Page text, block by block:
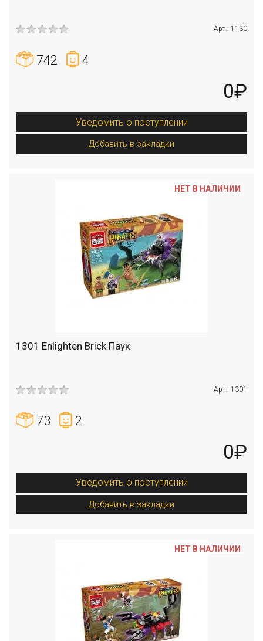
Арт.: 1130
742 4
0₽
Уведомить о поступлении
Добавить в закладки
1301 Enlighten Brick Паук
Арт.: 1301
73 2
0₽
Уведомить о поступлении
Добавить в закладки
НЕТ В НАЛИЧИИ
НЕТ В НАЛИЧИИ